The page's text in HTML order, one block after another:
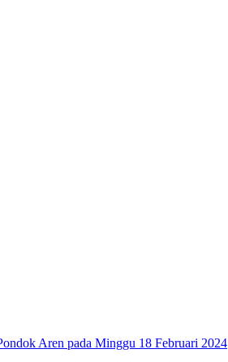
Aren pada Minggu 18 Februari 2024